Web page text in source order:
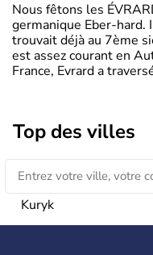
Nous fêtons les
germanique Eber-hard.
trouvait déjà au 7ème
est assez courant en
France, Evrard a
Top des villes
Kuryk